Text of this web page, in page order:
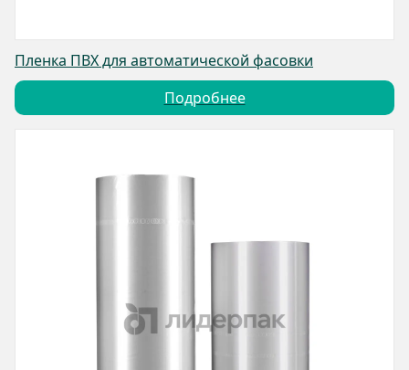
Пленка ПВХ для автоматической фасовки
Подробнее